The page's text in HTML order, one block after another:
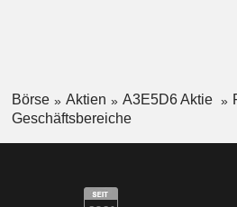
Börse Aktien A3E5D6 Aktie
Geschäftsbereiche